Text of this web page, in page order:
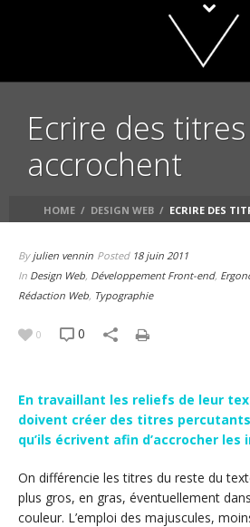
Ecrire des
accrochent
HOME / DESIGN WEB / ECRIRE DES
By julien vennin Posted 18 juin 2011
In Design Web, Développement Front-end,
Rédaction Web, Typographie
0 0
En travaillant les reliefs de leur
doivent créer des titres
qu’ils écrivent afin d’accrocher les
On différencie les titres du reste du
plus gros, en gras, éventuellement
couleur. L’emploi des majuscules,